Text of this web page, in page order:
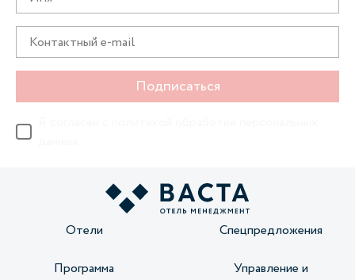
Подписаться
Отели Спецпредложения
Программа
Управление и